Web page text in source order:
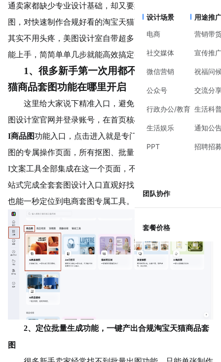
设计场景
电商
社交媒体
微信营销
公众号
行政办公/教育
生活娱乐
PPT
用途推
营销带
宣传推
祝福问
交流分
生活科
通知公
招聘招
团队协作
套餐价格
通卖家都缺少专业设计基础，却又要频繁上新、更换活动主
图，对快速制作合规好看的淘宝天猫商品套图需求特别大。
其实不用头疼，美图设计室自带超多电商实用功能，人人都
能上手，简简单单几步就能高效搞定整套商品套图设计。
1、很多新手第一次用都不知道整套淘宝天
猫商品套图功能在哪里开启
这里给大家说下精准入口，避免大家到处翻找。打开美
图设计室官网并登录账号，在首页核心功能区，直接找到
I商品图功能入口， 点击进入 就是专门制作淘宝天猫商品套
图的专属操作页面，所有抠图、批量出图、自定义配置、A
I文案工具全部集成在这一个页面，不用跳转其他板块，一
站式完成全套套图设计入口直观好找，不用复杂操作，新手
也能一秒定位到电商套图专属工具。
2、定位批量生成功能，一键产出合规淘宝天猫商品套
图